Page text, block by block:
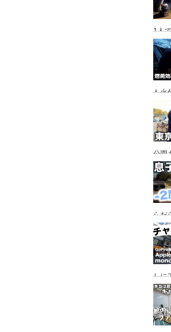
1人
も火
公園
行っ
手に
らだ
入っ
ャン
しに
って
行